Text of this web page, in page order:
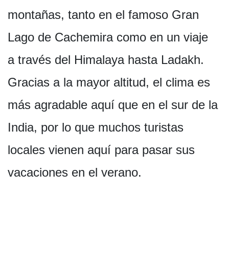
montañas, tanto en el famoso Gran
Lago de Cachemira como en un viaje
a través del Himalaya hasta Ladakh.
Gracias a la mayor altitud, el clima es
más agradable aquí que en el sur de la
India, por lo que muchos turistas
locales vienen aquí para pasar sus
vacaciones en el verano.